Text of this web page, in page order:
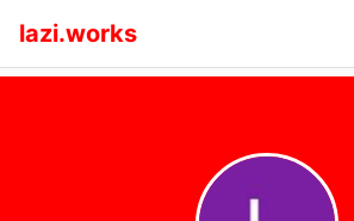
lazi.works